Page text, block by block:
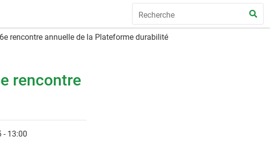
rencontre annuelle de la Plateforme durabilité
rencontre
13:00